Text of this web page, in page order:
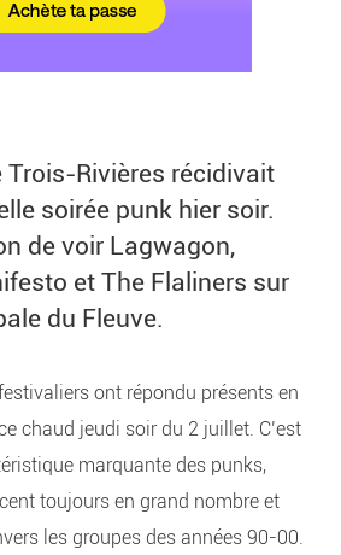
Trois-Rivières récidivait
soirée punk hier soir.
de voir Lagwagon,
et The Flaliners sur
du Fleuve.
ont répondu présents en
chaud jeudi soir du 2 juillet. C’est
marquante des punks,
toujours en grand nombre et
les groupes des années 90-00.